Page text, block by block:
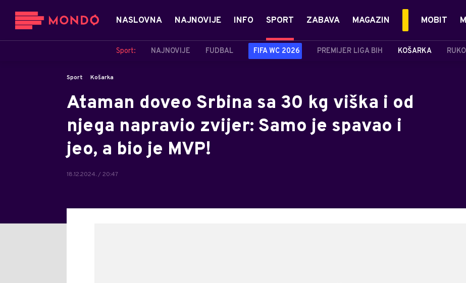
NASLOVNA NAJNOVIJE INFO SPORT
Sport: NAJNOVIJE FUDBAL FIFA WC 2026 PREMIJER LIGA BIH KOŠARKA
ZABAVA MAGAZIN MOBIT
Sport Košarka
Ataman doveo Srbina sa 30 kg viška i od
njega napravio zvijer: Samo je spavao i
jeo, a bio je MVP!
18.12.2024. / 20:47